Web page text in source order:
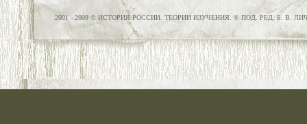
2001 - 2009 © ИСТОРИЯ РОССИИ. ТЕОРИИ ИЗУЧЕНИЯ. ® ПОД. РЕД. Б. В.